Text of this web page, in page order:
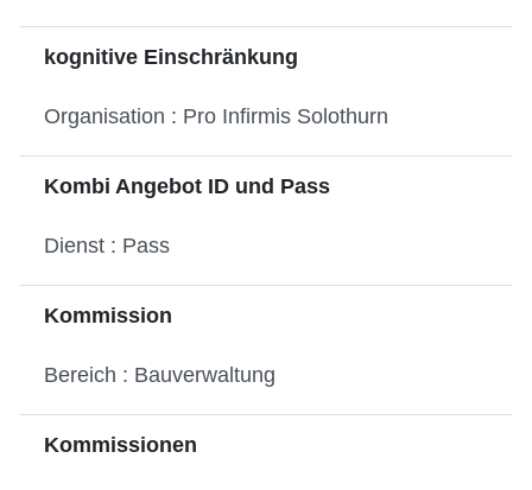
kognitive Einschränkung
Organisation : Pro Infirmis Solothurn
Kombi Angebot ID und Pass
Dienst : Pass
Kommission
Bereich : Bauverwaltung
Kommissionen